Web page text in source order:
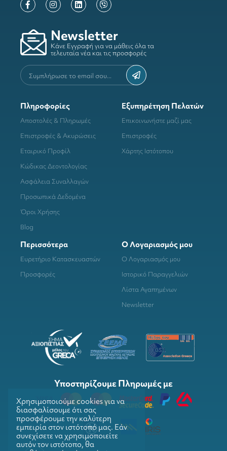
Newsletter
Κάνε Εγγραφή για να μάθεις όλα τα
τελευταία νέα και τις προσφορές
Πληροφορίες
Αποστολές & Πληρωμές
Επιστροφές & Ακυρώσεις
Εταιρικό Προφίλ
Κώδικας Δεοντολογίας
Ασφάλεια Συναλλαγών
Προσωπικά Δεδομένα
Όροι Χρήσης
Blog
Εξυπηρέτηση Πελατών
Επικοινωνήστε μαζί μας
Επιστροφές
Χάρτης Ιστότοπου
Περισσότερα
Ευρετήριο Κατασκευαστών
Προσφορές
Ο Λογαριασμός μου
Ο Λογαριασμός μου
Ιστορικό Παραγγελιών
Λίστα Αγαπημένων
Newsletter
Υποστηρίζουμε Πληρωμές με
Χρησιμοποιούμε cookies για να
διασφαλίσουμε ότι σας
προσφέρουμε την καλύτερη
εμπειρία στον ιστότοπό μας. Εάν
συνεχίσετε να χρησιμοποιείτε
αυτόν τον ιστότοπο, θα